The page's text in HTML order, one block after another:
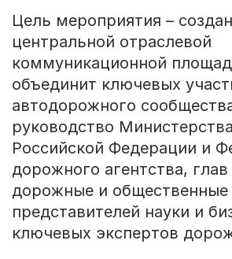
Цель мероприятия –
центральной отраслевой
коммуникационной
объединит ключевых
автодорожного
руководство
Российской Федерации и
дорожного агентства,
дорожные и общественные
представителей науки и
ключевых экспертов